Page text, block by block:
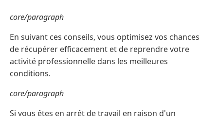
core/paragraph
En suivant ces conseils, vous optimisez vos chances
de récupérer efficacement et de reprendre votre
activité professionnelle dans les meilleures
conditions.
core/paragraph
Si vous êtes en arrêt de travail en raison d'un